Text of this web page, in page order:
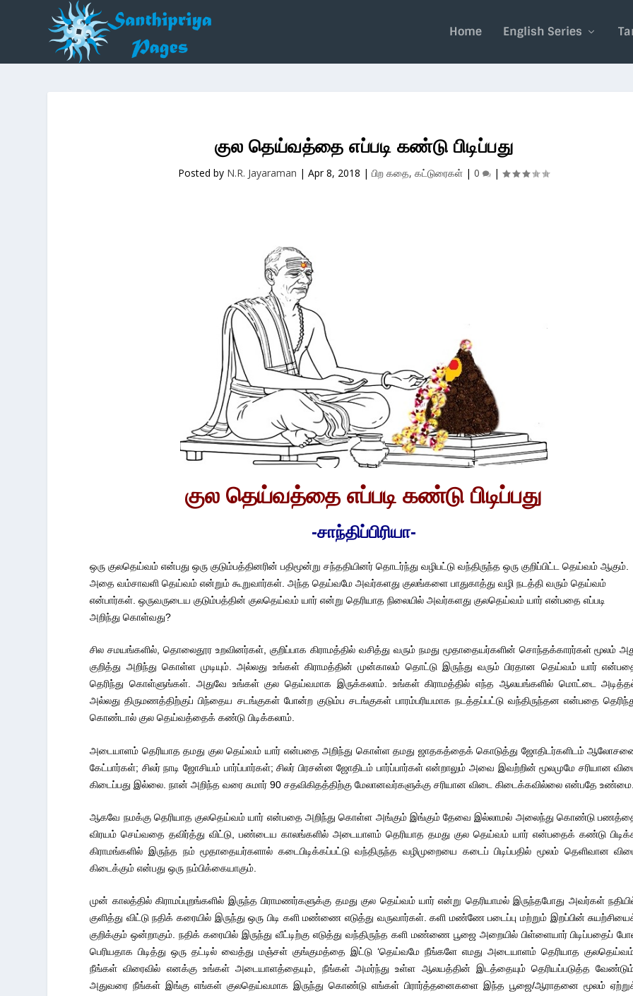
Home English Series
குல தெய்வத்தை எப்படி கண்டு பிடிப்பது
Posted by N.R. Jayaraman |Apr 8, 2018 |பிற கதை, கட்டுரைகள் |0 |
குல தெய்வத்தைஎப்படி கண்டு பிடிப்பது
-சாந்திப்பிரியா-
ஒரு குலதெய்வம் என்பது ஒரு குடும்பத்தினரின் பதிமூன்று சந்ததியினர் தொடர்ந்து வழிபட்டு வந்திருந்த ஒரு குறிப்பிட்ட தெய்வம் ஆகும்.
அதை வம்சாவளி தெய்வம் என்றும் கூறுவார்கள். அந்த தெய்வமே அவர்களது குலங்களை பாதுகாத்து வழி நடத்தி வரும் தெய்வம்
என்பார்கள். ஒருவருடைய குடும்பத்தின் குலதெய்வம் யார் என்று தெரியாத நிலையில் அவர்களது குலதெய்வம் யார் என்பதை எப்படி
அறிந்து கொள்வது?
சில சமயங்களில், தொலைதூர உறவினர்கள், குறிப்பாக கிராமத்தில் வசித்து வரும் நமது மூதாதையர்களின் சொந்தக்காரர்கள் மூலம்
குறித்து அறிந்து கொள்ள முடியும். அல்லது உங்கள் கிராமத்தின் முன்காலம் தொட்டு இருந்து வரும் பிரதான தெய்வம் யார்
தெரிந்து கொள்ளுங்கள். அதுவே உங்கள் குல தெய்வமாக இருக்கலாம். உங்கள் கிராமத்தில் எந்த ஆலயங்களில் மொட்டை
அல்லது திருமணத்திற்குப் பிந்தைய சடங்குகள் போன்ற குடும்ப சடங்குகள் பாரம்பரியமாக நடத்தப்பட்டு வந்திருந்தன என்பதை
கொண்டால் குல தெய்வத்தைக் கண்டு பிடிக்கலாம்.
அடையாளம் தெரியாத தமது குல தெய்வம் யார் என்பதை அறிந்து கொள்ள தமது ஜாதகத்தைக் கொடுத்து ஜோதிடர்களிடம்
கேட்பார்கள்; சிலர் நாடி ஜோசியம் பார்ப்பார்கள்; சிலர் பிரசன்ன ஜோதிடம் பார்ப்பார்கள் என்றாலும் அவை இவற்றின் மூலமுமே சரியான விடை
கிடைப்பது இல்லை. நான் அறிந்த வரை சுமார் 90 சதவிகிதத்திற்கு மேலானவர்களுக்கு சரியான விடை கிடைக்கவில்லை என்பதே உண்மை.
ஆகவே நமக்கு தெரியாத குலதெய்வம் யார் என்பதை அறிந்து கொள்ள அங்கும் இங்கும் தேவை இல்லாமல் அலைந்து கொண்டு
விரயம் செய்வதை தவிர்த்து விட்டு, பண்டைய காலங்களில் அடையாளம் தெரியாத தமது குல தெய்வம் யார் என்பதைக் கண்டு
கிராமங்களில் இருந்த நம் மூதாதையர்களால் கடைபிடிக்கப்பட்டு வந்திருந்த வழிமுறையை கடைப் பிடிப்பதில் மூலம் தெளிவான விடை
கிடைக்கும் என்பது ஒரு நம்பிக்கையாகும்.
முன் காலத்தில் கிராமப்புறங்களில் இருந்த பிராமணர்களுக்கு தமது குல தெய்வம் யார் என்று தெரியாமல் இருந்தபோது அவர்கள்
குளித்து விட்டு நதிக் கரையில் இருந்து ஒரு பிடி களி மண்ணை எடுத்து வருவார்கள். களி மண்ணே படைப்பு மற்றும் இறப்பின்
குறிக்கும் ஒன்றாகும். நதிக் கரையில் இருந்து வீட்டிற்கு எடுத்து வந்திருந்த களி மண்ணை பூஜை அறையில் பிள்ளையார் பிடிப்பதைப்
பெரியதாக பிடித்து ஒரு தட்டில் வைத்து மஞ்சள் குங்குமத்தை இட்டு ‘தெய்வமே நீங்களே எமது அடையாளம் தெரியாத
நீங்கள் விரைவில் எனக்கு உங்கள் அடையாளத்தையும், நீங்கள் அமர்ந்து உள்ள ஆலயத்தின் இடத்தையும் தெரியப்படுத்த
அதுவரை நீங்கள் இங்கு எங்கள் குலதெய்வமாக இருந்து கொண்டு எங்கள் பிரார்த்தனைகளை இந்த பூஜை/ஆராதனை மூலம்